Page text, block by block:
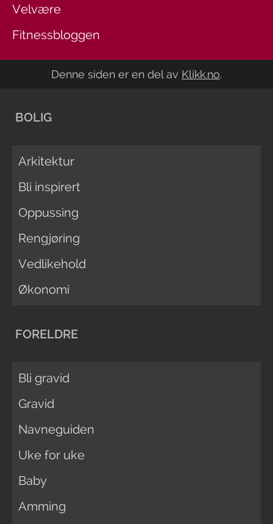
Velvære
Fitnessbloggen
Denne siden er en del av Klikk.no.
BOLIG
Arkitektur
Bli inspirert
Oppussing
Rengjøring
Vedlikehold
Økonomi
FORELDRE
Bli gravid
Gravid
Navneguiden
Uke for uke
Baby
Amming